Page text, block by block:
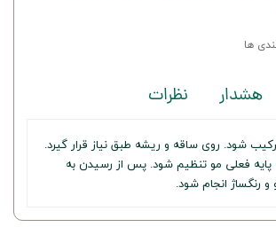
ها
هشدار نظرات
شود. روی ساقه و ریشه طبق نیاز قرار گیرد.
پایه فعلی مو تنظیم شود. پس از رسیدن به
رنگساژ انجام شود.